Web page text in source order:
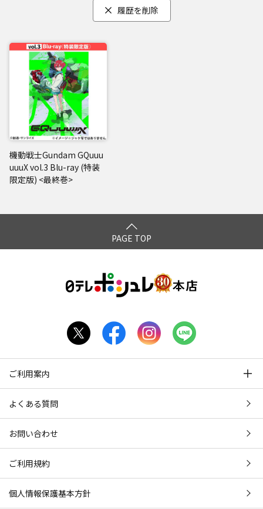
履歴を削除
機動戦士Gundam GQuuu
uuuX vol.3 Blu-ray (特装
限定版) <最終巻>
PAGE TOP
ご利用案内
よくある質問
お問い合わせ
ご利用規約
個人情報保護基本方針